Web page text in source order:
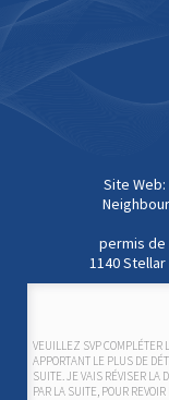
Site Web:
permis de
1140
VEUILLEZ SVP COMPLÉTER
APPORTANT LE PLUS DE
SUITE. JE VAIS RÉVISER LA
PAR LA SUITE, POUR